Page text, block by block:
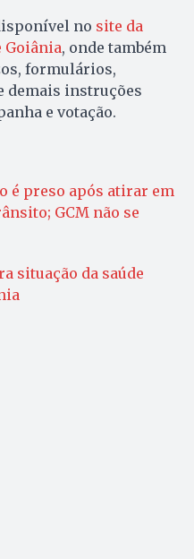
no site da
Goiânia, onde também
formulários,
demais instruções
e votação.
é preso após atirar em
GCM não se
situação da saúde